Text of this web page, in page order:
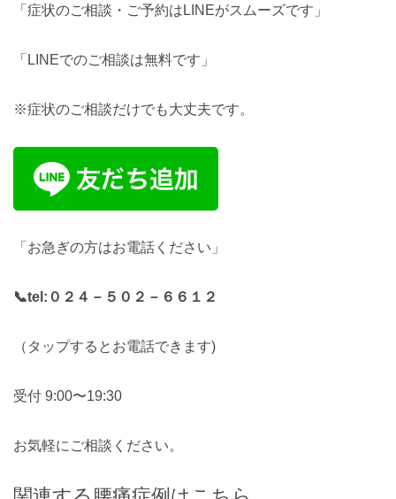
「症状のご相談・ご予約はLINEがスムーズです」
「LINEでのご相談は無料です」
※症状のご相談だけでも大丈夫です。
「お急ぎの方はお電話ください」
📞tel: ０２４－５０２－６６１２
（タップするとお電話できます)
受付 9:00〜19:30
お気軽にご相談ください。